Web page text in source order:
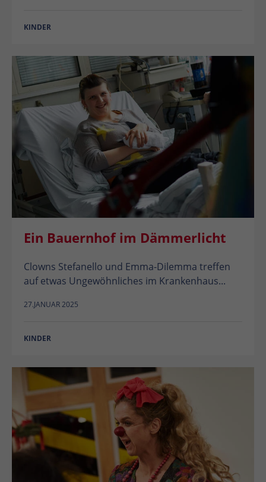
KINDER
Ein Bauernhof im Dämmerlicht
Clowns Stefanello und Emma-Dilemma treffen
auf etwas Ungewöhnliches im Krankenhaus...
27.JANUAR 2025
KINDER